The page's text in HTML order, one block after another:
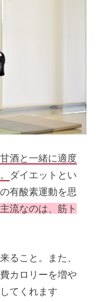
酒と一緒に適度
ダイエットとい
有酸素運動を思
流なのは、筋ト
ること。また、
カロリーを増や
てくれます